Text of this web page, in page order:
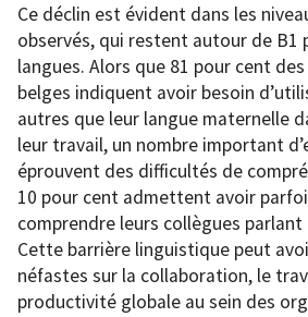
Ce déclin est évident dans les
observés, qui restent autour de B1
langues. Alors que 81 pour cent
belges indiquent avoir besoin
autres que leur langue maternelle
leur travail, un nombre important
éprouvent des difficultés de
10 pour cent admettent avoir
comprendre leurs collègues parlant
Cette barrière linguistique peut
néfastes sur la collaboration, le
productivité globale au sein des